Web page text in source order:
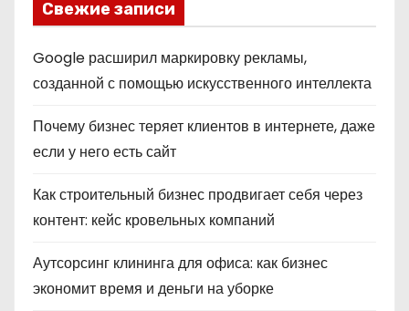
Свежие записи
Google расширил маркировку рекламы,
созданной с помощью искусственного интеллекта
Почему бизнес теряет клиентов в интернете, даже
если у него есть сайт
Как строительный бизнес продвигает себя через
контент: кейс кровельных компаний
Аутсорсинг клининга для офиса: как бизнес
экономит время и деньги на уборке